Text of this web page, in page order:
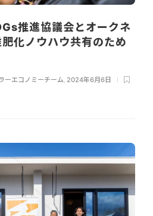
推進協議会とオークネ
化ノウハウ共有のため
ーエコノミーチーム 2024年6月6日